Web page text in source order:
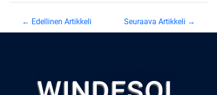
Artikkelien
← Edellinen Artikkeli Seuraava Artikkeli →